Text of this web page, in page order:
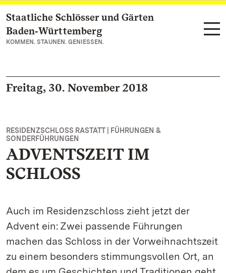
Zum Hauptinhalt springen
Staatliche Schlösser und Gärten
Baden‑Württemberg
KOMMEN. STAUNEN. GENIESSEN.
Freitag, 30. November 2018
RESIDENZSCHLOSS RASTATT | FÜHRUNGEN &
SONDERFÜHRUNGEN
ADVENTSZEIT IM
SCHLOSS
Auch im Residenzschloss zieht jetzt der
Advent ein: Zwei passende Führungen
machen das Schloss in der Vorweihnachtszeit
zu einem besonders stimmungsvollen Ort, an